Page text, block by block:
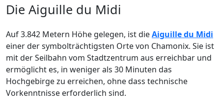
Die Aiguille du Midi
Auf 3.842 Metern Höhe gelegen, ist dieAiguille du Midi
einer der symbolträchtigsten Orte von Chamonix. Sie ist
mit der Seilbahn vom Stadtzentrum aus erreichbar und
ermöglicht es, in weniger als 30 Minuten das
Hochgebirge zu erreichen, ohne dass technische
Vorkenntnisse erforderlich sind.